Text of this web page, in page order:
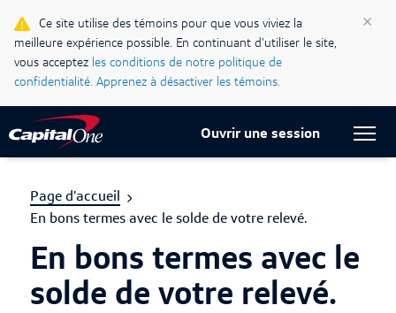
Ce site utilise des témoins pour que vous viviez la
meilleure expérience possible. En continuant d'utiliser le site,
vous acceptez les conditions de notre politique de
confidentialité. Apprenez à désactiver les témoins.
×
Blogue Ma vie, mon crédit
Centre d’assistance
Current Locale:
Français (Canada)
Ouvrir une session
Page d’accueil
En bons termes avec le solde de votre relevé.
En bons termes avec le
solde de votre relevé.